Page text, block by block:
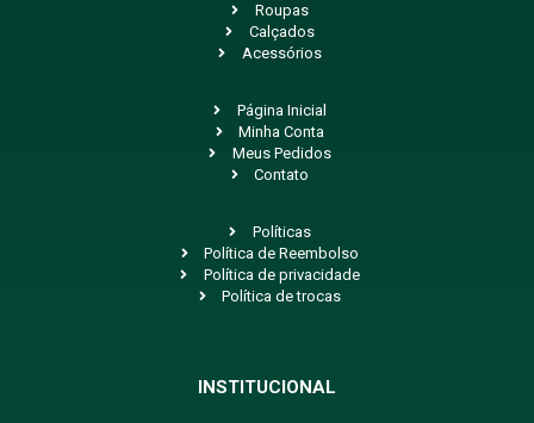
Roupas
Calçados
Acessórios
Página Inicial
Minha Conta
Meus Pedidos
Contato
Políticas
Política de Reembolso
Política de privacidade
Política de trocas
INSTITUCIONAL